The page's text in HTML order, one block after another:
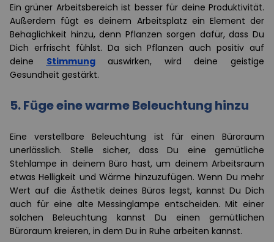
Ein grüner Arbeitsbereich ist besser für deine Produktivität.
Außerdem fügt es deinem Arbeitsplatz ein Element der
Behaglichkeit hinzu, denn Pflanzen sorgen dafür, dass Du
Dich erfrischt fühlst. Da sich Pflanzen auch positiv auf
deine Stimmungauswirken, wird deine geistige
Gesundheit gestärkt.
5. Füge eine warme Beleuchtung hinzu
Eine verstellbare Beleuchtung ist für einen Büroraum
unerlässlich. Stelle sicher, dass Du eine gemütliche
Stehlampe in deinem Büro hast, um deinem Arbeitsraum
etwas Helligkeit und Wärme hinzuzufügen. Wenn Du mehr
Wert auf die Ästhetik deines Büros legst, kannst Du Dich
auch für eine alte Messinglampe entscheiden. Mit einer
solchen Beleuchtung kannst Du einen gemütlichen
Büroraum kreieren, in dem Du in Ruhe arbeiten kannst.